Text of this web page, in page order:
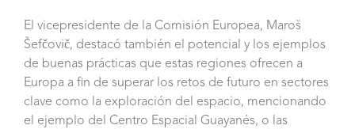
El vicepresidente de la Comisión Europea, Maroš
Šefčovič, destacó también el potencial y los ejemplos
de buenas prácticas que estas regiones ofrecen a
Europa a fin de superar los retos de futuro en sectores
clave como la exploración del espacio, mencionando
el ejemplo del Centro Espacial Guayanés, o las